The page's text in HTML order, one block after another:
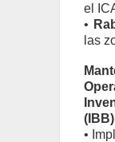
el
•
las
(IBB)
•